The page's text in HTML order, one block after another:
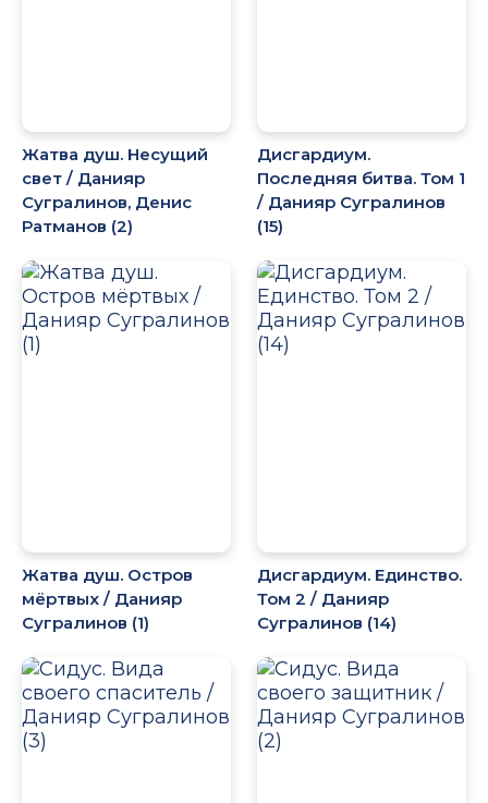
Жатва душ. Несущий
свет / Данияр
Сугралинов, Денис
Ратманов (2)
Дисгардиум.
Последняя битва. Том 1
/ Данияр Сугралинов
(15)
Жатва душ. Остров
мёртвых / Данияр
Сугралинов (1)
Дисгардиум. Единство.
Том 2 / Данияр
Сугралинов (14)